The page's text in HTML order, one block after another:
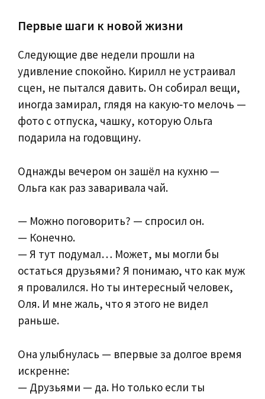
Первые шаги к новой жизни
Следующие две недели прошли на
удивление спокойно. Кирилл не устраивал
сцен, не пытался давить. Он собирал вещи,
иногда замирал, глядя на какую‑то мелочь —
фото с отпуска, чашку, которую Ольга
подарила на годовщину.
Однажды вечером он зашёл на кухню —
Ольга как раз заваривала чай.
— Можно поговорить? — спросил он.
— Конечно.
— Я тут подумал… Может, мы могли бы
остаться друзьями? Я понимаю, что как муж
я провалился. Но ты интересный человек,
Оля. И мне жаль, что я этого не видел
раньше.
Она улыбнулась — впервые за долгое время
искренне:
— Друзьями — да. Но только если ты